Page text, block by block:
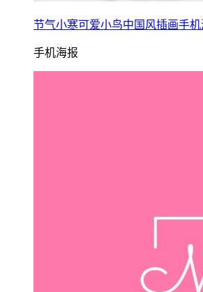
节气小寒可爱小鸟中国风插画手机
手机海报